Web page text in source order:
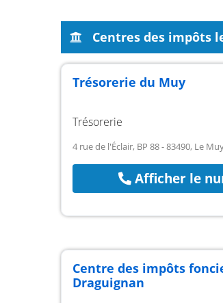
Centres des impôts
Trésorerie du Muy
Trésorerie
4 rue de l'Éclair, BP 88 - 83490, Le
Afficher le
Centre des impôts
Draguignan